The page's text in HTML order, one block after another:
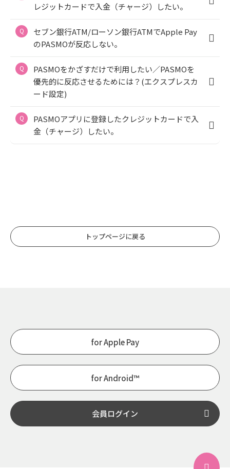
レジットカードで入金（チャージ）したい。
セブン銀行ATM/ローソン銀行ATMでApple Pay
のPASMOが反応しない。
PASMOをかざすだけで利用したい／PASMOを
優先的に反応させるためには？(エクスプレスカ
ード設定)
PASMOアプリに登録したクレジットカードで入
金（チャージ）したい。
トップページに戻る
for Apple Pay
for Android™
会員ログイン